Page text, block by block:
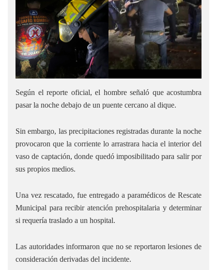
Según el reporte oficial, el hombre señaló que acostumbra
pasar la noche debajo de un puente cercano al dique.
Sin embargo, las precipitaciones registradas durante la noche
provocaron que la corriente lo arrastrara hacia el interior del
vaso de captación, donde quedó imposibilitado para salir por
sus propios medios.
Una vez rescatado, fue entregado a paramédicos de Rescate
Municipal para recibir atención prehospitalaria y determinar
si requería traslado a un hospital.
Las autoridades informaron que no se reportaron lesiones de
consideración derivadas del incidente.